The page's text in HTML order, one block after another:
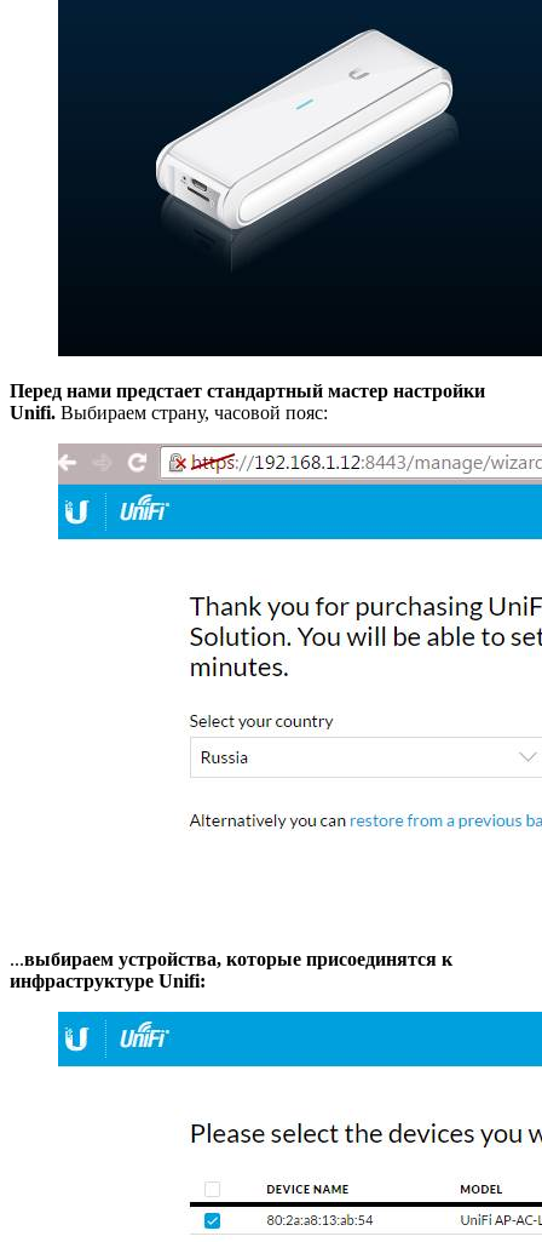
Перед нами предстает стандартный мастер настройки
Unifi. Выбираем страну, часовой пояс:
...выбираем устройства, которые присоединятся к
инфраструктуре Unifi: